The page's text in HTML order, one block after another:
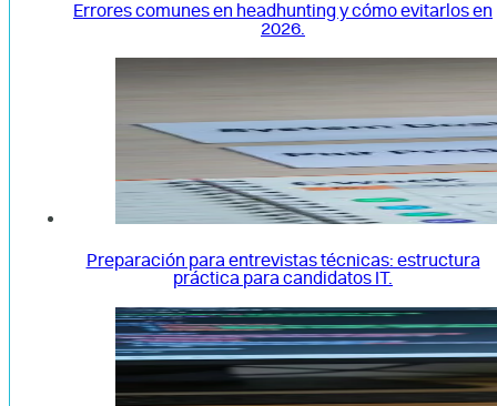
Errores comunes en headhunting y cómo evitarlos en
2026.
Preparación para entrevistas técnicas: estructura
práctica para candidatos IT.